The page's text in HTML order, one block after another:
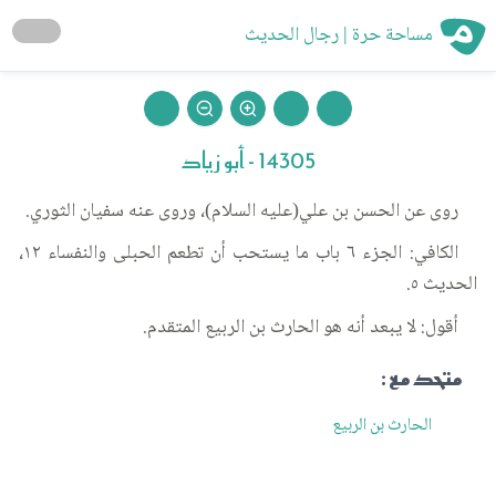
مساحة حرة | رجال الحديث
14305 - أبو زياد
روى عن الحسن بن علي(عليه السلام)، وروى عنه سفيان الثوري.
الكافي: الجزء ٦ باب ما يستحب أن تطعم الحبلى والنفساء ١٢،
الحديث ٥.
أقول: لا يبعد أنه هو الحارث بن الربيع المتقدم.
متحد مع :
الحارث بن الربيع